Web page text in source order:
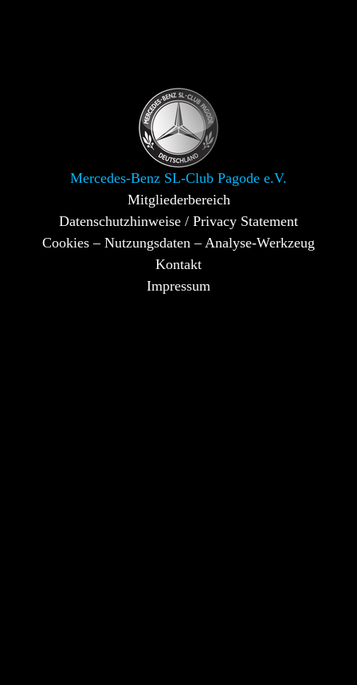
Mercedes-Benz SL-Club Pagode e.V.
Mitgliederbereich
Datenschutzhinweise / Privacy Statement
Cookies – Nutzungsdaten – Analyse-Werkzeug
Kontakt
Impressum